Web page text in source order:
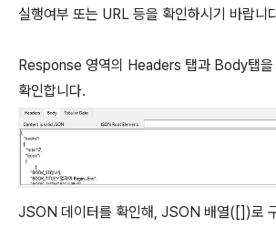
실행여부 또는 URL 등을 확인하시기 바랍니
Response 영역의 Headers 탭과 Body탭을
확인합니다.
JSON 데이터를 확인해, JSON 배열([])로